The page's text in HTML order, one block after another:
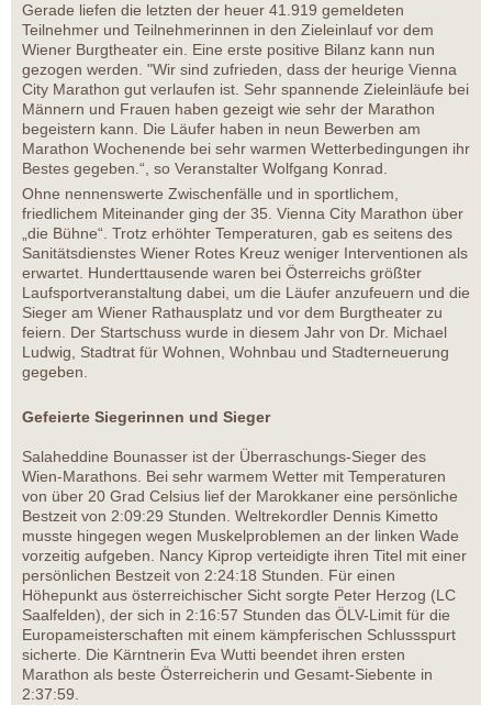
Gerade liefen die letzten der heuer 41.919 gemeldeten
Teilnehmer und Teilnehmerinnen in den Zieleinlauf vor dem
Wiener Burgtheater ein. Eine erste positive Bilanz kann nun
gezogen werden. "Wir sind zufrieden, dass der heurige Vienna
City Marathon gut verlaufen ist. Sehr spannende Zieleinläufe bei
Männern und Frauen haben gezeigt wie sehr der Marathon
begeistern kann. Die Läufer haben in neun Bewerben am
Marathon Wochenende bei sehr warmen Wetterbedingungen ihr
Bestes gegeben.“, so Veranstalter Wolfgang Konrad.
Ohne nennenswerte Zwischenfälle und in sportlichem,
friedlichem Miteinander ging der 35. Vienna City Marathon über
„die Bühne“. Trotz erhöhter Temperaturen, gab es seitens des
Sanitätsdienstes Wiener Rotes Kreuz weniger Interventionen als
erwartet. Hunderttausende waren bei Österreichs größter
Laufsportveranstaltung dabei, um die Läufer anzufeuern und die
Sieger am Wiener Rathausplatz und vor dem Burgtheater zu
feiern. Der Startschuss wurde in diesem Jahr von Dr. Michael
Ludwig, Stadtrat für Wohnen, Wohnbau und Stadterneuerung
gegeben.
Gefeierte Siegerinnen und Sieger
Salaheddine Bounasser ist der Überraschungs-Sieger des
Wien-Marathons. Bei sehr warmem Wetter mit Temperaturen
von über 20 Grad Celsius lief der Marokkaner eine persönliche
Bestzeit von 2:09:29 Stunden. Weltrekordler Dennis Kimetto
musste hingegen wegen Muskelproblemen an der linken Wade
vorzeitig aufgeben. Nancy Kiprop verteidigte ihren Titel mit einer
persönlichen Bestzeit von 2:24:18 Stunden. Für einen
Höhepunkt aus österreichischer Sicht sorgte Peter Herzog (LC
Saalfelden), der sich in 2:16:57 Stunden das ÖLV-Limit für die
Europameisterschaften mit einem kämpferischen Schlussspurt
sicherte. Die Kärntnerin Eva Wutti beendet ihren ersten
Marathon als beste Österreicherin und Gesamt-Siebente in
2:37:59.